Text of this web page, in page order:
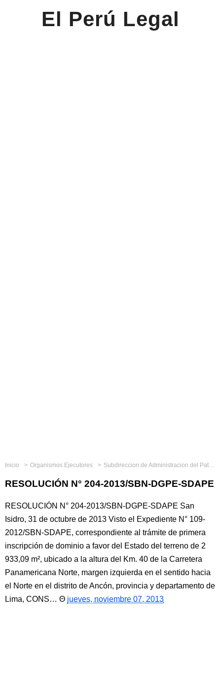
El Perú Legal
Inicio Organismos Ejecutores Subdireccion de Administracion del Patrimonio Estatal
RESOLUCIÓN N° 204-2013/SBN-DGPE-SDAPE
RESOLUCIÓN N° 204-2013/SBN-DGPE-SDAPE San
Isidro, 31 de octubre de 2013 Visto el Expediente N° 109-
2012/SBN-SDAPE, correspondiente al trámite de primera
inscripción de dominio a favor del Estado del terreno de 2
933,09 m², ubicado a la altura del Km. 40 de la Carretera
Panamericana Norte, margen izquierda en el sentido hacia
el Norte en el distrito de Ancón, provincia y departamento de
Lima, CONS…
jueves, noviembre 07, 2013